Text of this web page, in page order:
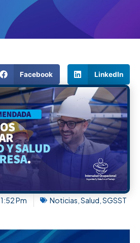
Facebook LinkedIn
1:52 Pm Noticias Salud SGSST